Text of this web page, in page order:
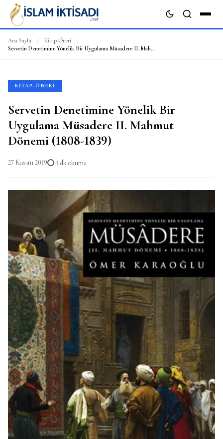
ARA
Ana Sayfa / Kitap-Öneri
/
Servetin Denetimine Yönelik Bir Uygulama Müsadere II. Mahmut Dönemi (1808-1839)
KITAP-ÖNERI
Servetin Denetimine Yönelik Bir
Uygulama Müsadere II. Mahmut
Dönemi (1808-1839)
27 Kasım 2019 1 dk okuma